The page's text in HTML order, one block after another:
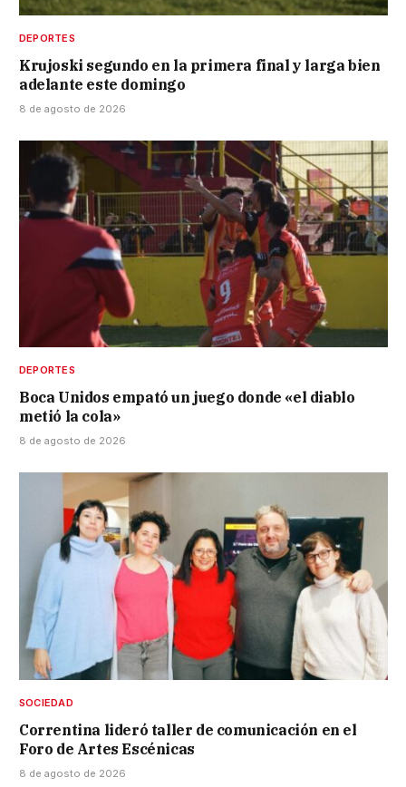
DEPORTES
Krujoski segundo en la primera final y larga bien
adelante este domingo
8 de agosto de 2026
DEPORTES
Boca Unidos empató un juego donde «el diablo
metió la cola»
8 de agosto de 2026
SOCIEDAD
Correntina lideró taller de comunicación en el
Foro de Artes Escénicas
8 de agosto de 2026